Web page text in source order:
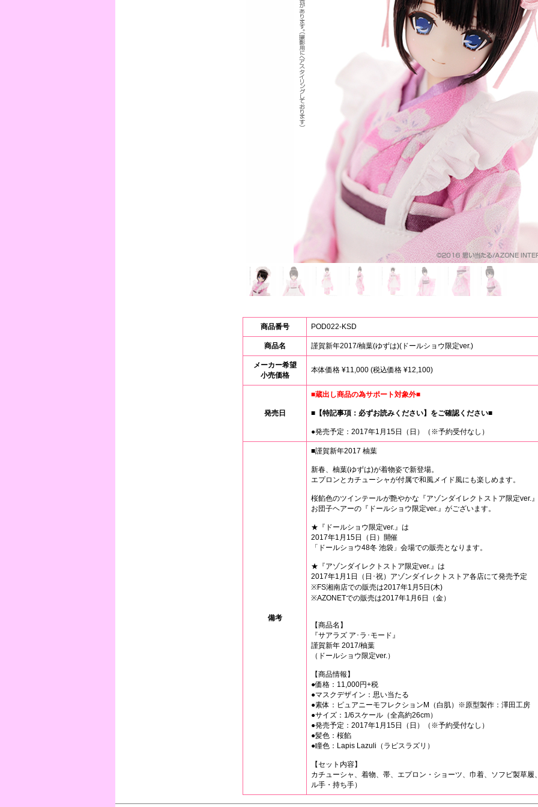
商品番号 POD022-KSD
商品名 謹賀新年2017/柚葉(ゆずは)(ドールショウ限定ver.)
メーカー希望
小売価格
本体価格 ¥11,000 (税込価格 ¥12,100)
発売日
■蔵出し商品の為サポート対象外■
■【特記事項：必ずお読みください】をご確認ください■
●発売予定：2017年1月15日（日）（※予約受付なし）
備考
■謹賀新年2017 柚葉
新春、柚葉(ゆずは)が着物姿で新登場。
エプロンとカチューシャが付属で和風メイド風にも楽しめます。
桜餡色のツインテールが艶やかな『アゾンダイレクトストア限定ver.
お団子ヘアーの『ドールショウ限定ver.』がございます。
★『ドールショウ限定ver.』は
2017年1月15日（日）開催
「ドールショウ48冬 池袋」会場での販売となります。
★『アゾンダイレクトストア限定ver.』は
2017年1月1日（日･祝）アゾンダイレクトストア各店にて発売予定
※FS湘南店での販売は2017年1月5日(木)
※AZONETでの販売は2017年1月6日（金）
【商品名】
『サアラズ ア･ラ･モード』
謹賀新年 2017/柚葉
（ドールショウ限定ver.）
【商品情報】
●価格：11,000円+税
●マスクデザイン：思い当たる
●素体：ピュアニーモフレクションM（白肌）※原型製作：澤田工房
●サイズ：1/6スケール（全高約26cm）
●発売予定：2017年1月15日（日）（※予約受付なし）
●髪色：桜餡
●瞳色：Lapis Lazuli（ラピスラズリ）
【セット内容】
カチューシャ、着物、帯、エプロン・ショーツ、巾着、ソフビ製草履
ル手・持ち手）